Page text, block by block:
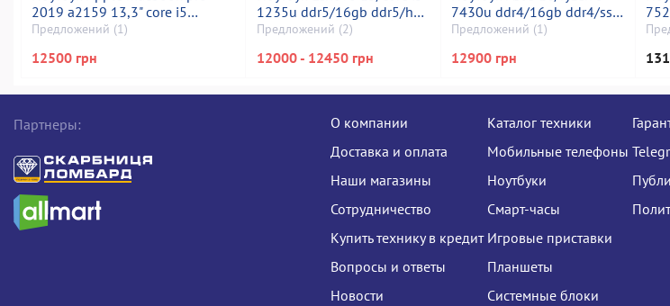
2019 a2159 13,3" core i5
1,4ghz/ram16gb/ssd256gb/intel
Предложений (1)
12500 грн
1235u ddr5/16gb ddr5/hdd
*відсутній/ssd 512
Предложений (2)
12000 - 12450 грн
7430u ddr4/16gb ddr4/ssd
512 gb/*інтегрована
Предложений (1)
12900 грн
Партнеры:
О компании
Доставка и оплата
Наши магазины
Сотрудничество
Купить технику в кредит
Вопросы и ответы
Новости
Каталог техники
Мобильные телефоны
Ноутбуки
Смарт-часы
Игровые приставки
Планшеты
Системные блоки